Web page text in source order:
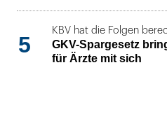
5
KBV hat die Folgen
GKV-Spargesetz
für Ärzte mit sich